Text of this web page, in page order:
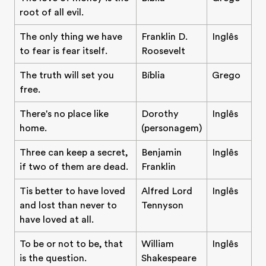
root of all evil.
The only thing we have
to fear is fear itself.
Franklin D.
Roosevelt
Inglês
The truth will set you
free.
Bíblia Grego
There's no place like
home.
Dorothy
(personagem)
Inglês
Three can keep a secret,
if two of them are dead.
Benjamin
Franklin
Inglês
Tis better to have loved
and lost than never to
have loved at all.
Alfred Lord
Tennyson
Inglês
To be or not to be, that
is the question.
William
Shakespeare
Inglês